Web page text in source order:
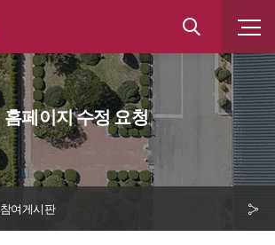
통
한남대학교
홈페이지 수정 요청
참여게시판